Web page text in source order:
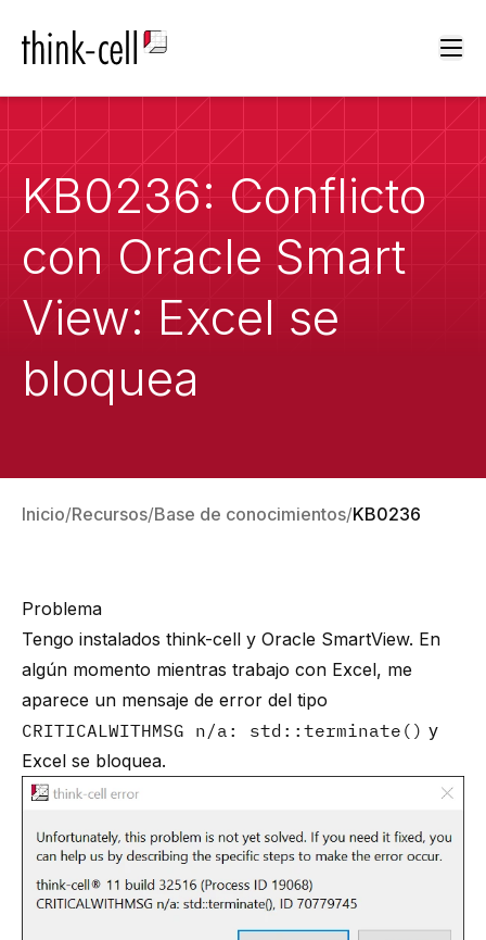
KB0236: Conflicto
con Oracle Smart
View: Excel se
bloquea
Inicio Recursos Base de conocimientos KB0236
Problema
Tengo instalados think-cell y Oracle SmartView. En
algún momento mientras trabajo con Excel, me
aparece un mensaje de error del tipo
CRITICALWITHMSG n/a: std::terminate() y
Excel se bloquea.